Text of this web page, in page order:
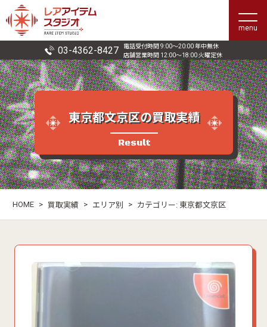
menu
03-4362-8427
電話受付時間 9:00〜20:00 年中無休
店舗営業時間 12:00〜18:00 火曜定休
東京都文京区の買取実績
Result
HOME > 買取実績 > エリア別 > カテゴリー: 東京都文京区